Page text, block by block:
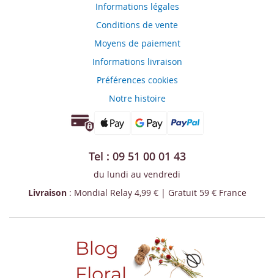
Informations légales
Conditions de vente
Moyens de paiement
Informations livraison
Préférences cookies
Notre histoire
Tel : 09 51 00 01 43
du lundi au vendredi
Livraison: Mondial Relay 4,99 € | Gratuit 59 € France